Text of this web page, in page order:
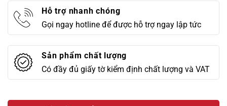
Hỗ trợ nhanh chóng
Gọi ngay hotline để được hỗ trợ ngay lập tức
Sản phẩm chất lượng
Có đầy đủ giấy tờ kiểm định chất lượng và VAT